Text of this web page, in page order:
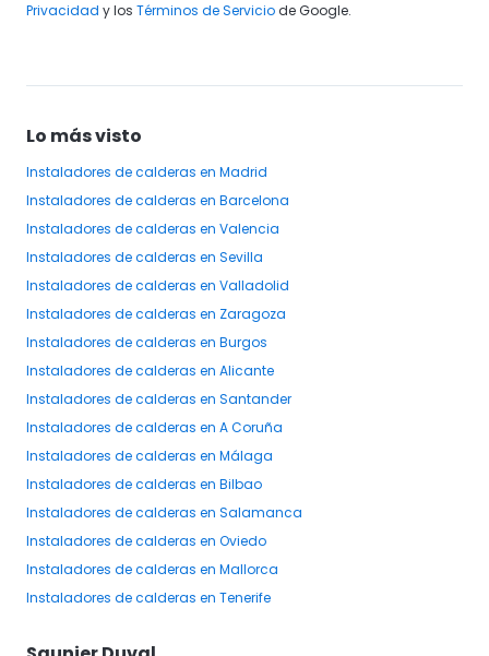
Privacidad y los Términos de Serviciode Google.
Lo más visto
Instaladores de calderas en Madrid
Instaladores de calderas en Barcelona
Instaladores de calderas en Valencia
Instaladores de calderas en Sevilla
Instaladores de calderas en Valladolid
Instaladores de calderas en Zaragoza
Instaladores de calderas en Burgos
Instaladores de calderas en Alicante
Instaladores de calderas en Santander
Instaladores de calderas en A Coruña
Instaladores de calderas en Málaga
Instaladores de calderas en Bilbao
Instaladores de calderas en Salamanca
Instaladores de calderas en Oviedo
Instaladores de calderas en Mallorca
Instaladores de calderas en Tenerife